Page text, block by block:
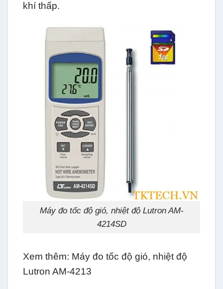
khí thấp.
Máy đo tốc độ gió, nhiệt độ Lutron AM-
4214SD
Xem thêm: Máy đo tốc độ gió, nhiệt độ
Lutron AM-4213